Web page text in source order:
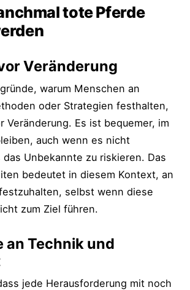
tote Pferde
Veränderung
warum Menschen an
oder Strategien festhalten,
Veränderung. Es ist bequemer, im
auch wenn es nicht
Unbekannte zu riskieren. Das
bedeutet in diesem Kontext, an
selbst wenn diese
zum Ziel führen.
an Technik und
jede Herausforderung mit noch